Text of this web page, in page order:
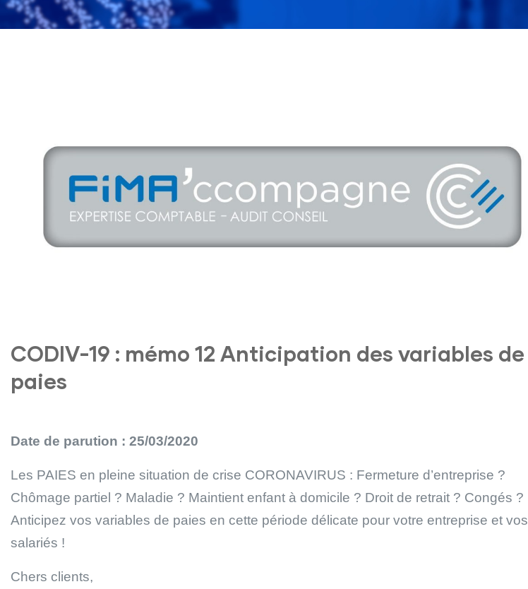
CODIV-19 : mémo 12 Anticipation des variables de
paies
Date de parution : 25/03/2020
Les PAIES en pleine situation de crise CORONAVIRUS : Fermeture d’entreprise ?
Chômage partiel ? Maladie ? Maintient enfant à domicile ? Droit de retrait ? Congés ?
Anticipez vos variables de paies en cette période délicate pour votre entreprise et vos
salariés !
Chers clients,